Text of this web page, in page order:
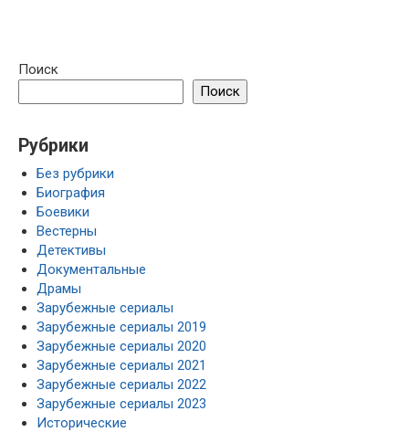
Поиск
Поиск
Рубрики
Без рубрики
Биография
Боевики
Вестерны
Детективы
Документальные
Драмы
Зарубежные сериалы
Зарубежные сериалы 2019
Зарубежные сериалы 2020
Зарубежные сериалы 2021
Зарубежные сериалы 2022
Зарубежные сериалы 2023
Исторические